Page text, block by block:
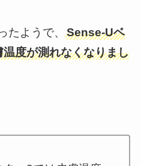
たようで、 Sense-Uベ
度が測れなくなりまし